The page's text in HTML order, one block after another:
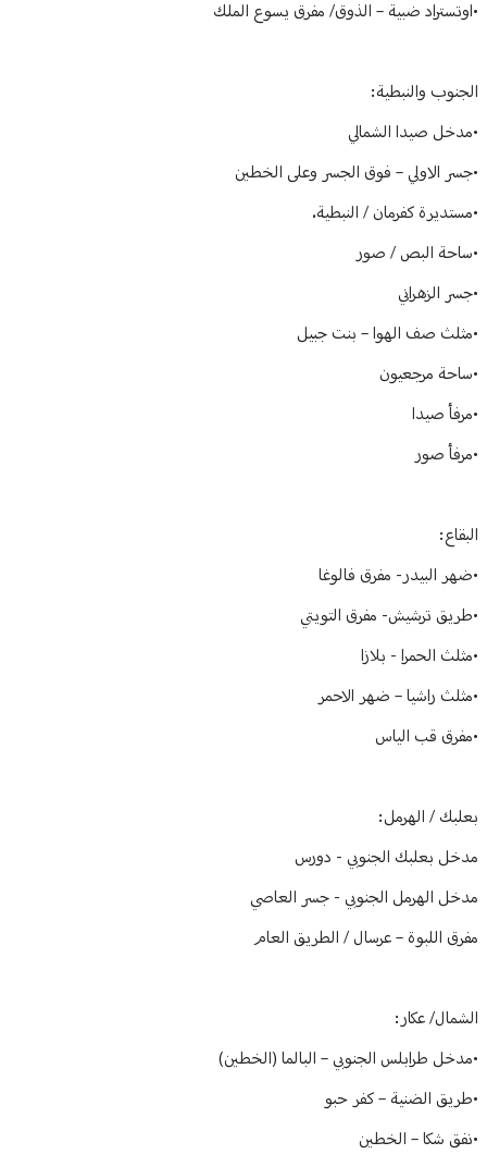
•اوتستراد ضبية – الذوق/ مفرق يسوع الملك
الجنوب والنبطية:
•مدخل صيدا الشمالي
•جسر الاولي – فوق الجسر وعلى الخطين
•مستديرة كفرمان / النبطية.
•ساحة البص / صور
•جسر الزهراني
•مثلث صف الهوا – بنت جبيل
•ساحة مرجعيون
•مرفأ صيدا
•مرفأ صور
البقاع:
•ضهر البيدر- مفرق فالوغا
•طريق ترشيش- مفرق التويتي
•مثلث الحمرا - بلازا
•مثلث راشيا – ضهر الاحمر
•مفرق قب الياس
بعلبك / الهرمل:
مدخل بعلبك الجنوبي - دورس
مدخل الهرمل الجنوبي - جسر العاصي
مفرق اللبوة – عرسال / الطريق العام
الشمال/ عكار:
•مدخل طرابلس الجنوبي – البالما (الخطين)
•طريق الضنية – كفر حبو
•نفق شكا – الخطين